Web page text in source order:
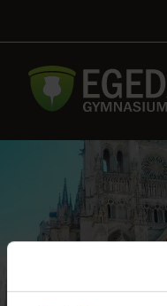
Forside
Brobygning